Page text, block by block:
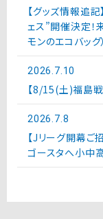
【グッズ情報追
ェス”開催決定
モンのエコバッグ
2026.7.10
【8/15(土)福島戦
2026.7.8
【Jリーグ開幕
ゴースタへ小中